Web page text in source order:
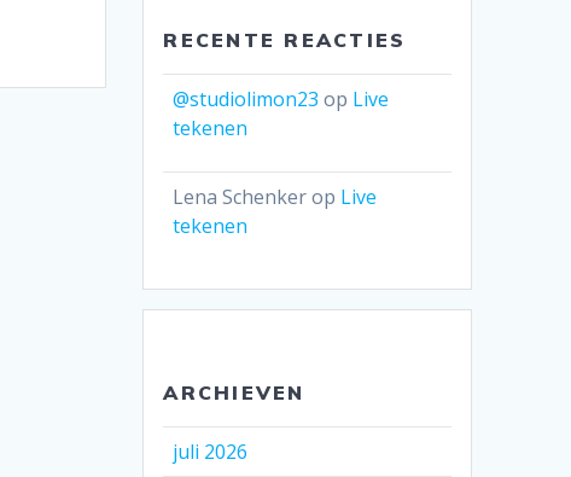
RECENTE REACTIES
@studiolimon23 op Live
tekenen
Lena Schenkerop Live
tekenen
ARCHIEVEN
juli 2026